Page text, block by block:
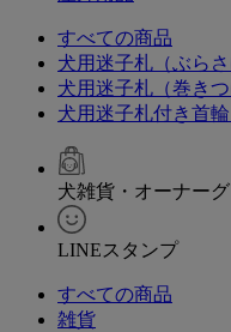
すべての商品
犬用迷子札（ぶらさ
犬用迷子札（巻きつ
犬用迷子札付き首輪
犬雑貨・オーナー
LINEスタンプ
すべての商品
雑貨